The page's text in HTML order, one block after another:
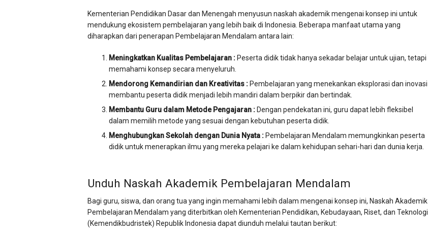
Kementerian Pendidikan Dasar dan Menengah menyusun naskah akademik mengenai konsep ini untuk
mendukung ekosistem pembelajaran yang lebih baik di Indonesia. Beberapa manfaat utama yang
diharapkan dari penerapan Pembelajaran Mendalam antara lain:
Meningkatkan Kualitas Pembelajaran : Peserta didik tidak hanya sekadar belajar untuk ujian, tetapi
memahami konsep secara menyeluruh.
Mendorong Kemandirian dan Kreativitas : Pembelajaran yang menekankan eksplorasi dan inovasi
membantu peserta didik menjadi lebih mandiri dalam berpikir dan bertindak.
Membantu Guru dalam Metode Pengajaran : Dengan pendekatan ini, guru dapat lebih fleksibel
dalam memilih metode yang sesuai dengan kebutuhan peserta didik.
Menghubungkan Sekolah dengan Dunia Nyata : Pembelajaran Mendalam memungkinkan peserta
didik untuk menerapkan ilmu yang mereka pelajari ke dalam kehidupan sehari-hari dan dunia kerja.
Unduh Naskah Akademik Pembelajaran Mendalam
Bagi guru, siswa, dan orang tua yang ingin memahami lebih dalam mengenai konsep ini, Naskah Akademik
Pembelajaran Mendalam yang diterbitkan oleh Kementerian Pendidikan, Kebudayaan, Riset, dan Teknologi
(Kemendikbudristek) Republik Indonesia dapat diunduh melalui tautan berikut: